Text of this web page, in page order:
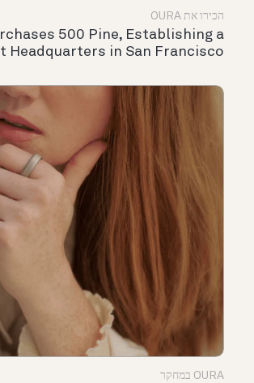
הכירו את OURA
500 Pine, Establishing a
Headquarters in San Francisco
OURA במחקר